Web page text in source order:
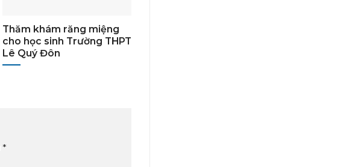
Thăm khám răng miệng
cho học sinh Trường THPT
Lê Quý Đôn
*